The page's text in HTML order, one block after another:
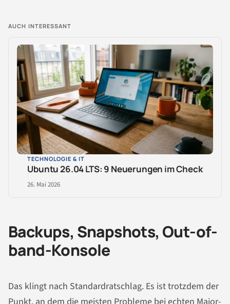
AUCH INTERESSANT
TECHNOLOGIE & IT
Ubuntu 26.04 LTS: 9 Neuerungen im Check
26. Mai 2026
Backups, Snapshots, Out-of-
band-Konsole
Das klingt nach Standardratschlag. Es ist trotzdem der